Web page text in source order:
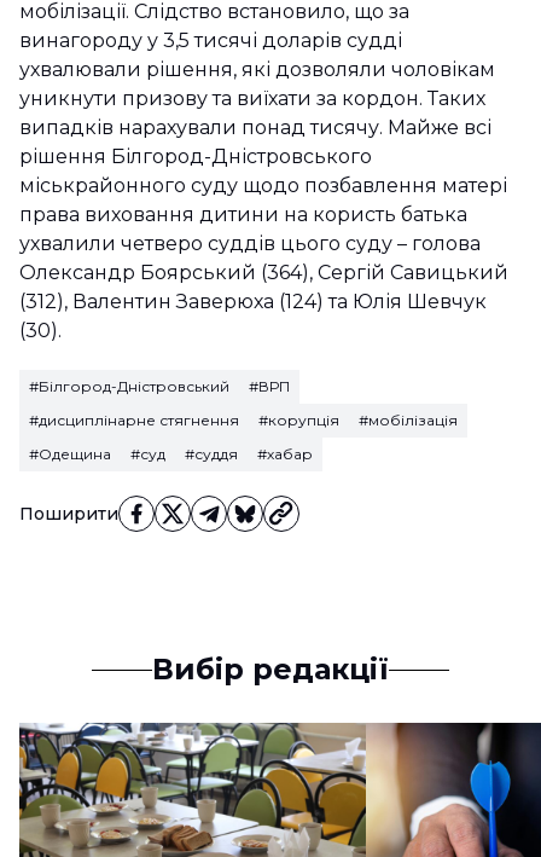
Поширити
мобілізації. Слідство встановило, що за
винагороду у 3,5 тисячі доларів судді
ухвалювали рішення, які дозволяли чоловікам
уникнути призову та виїхати за кордон. Таких
випадків нарахували понад тисячу. Майже всі
рішення Білгород-Дністровського
міськрайонного суду щодо позбавлення матері
права виховання дитини на користь батька
ухвалили четверо суддів цього суду – голова
Олександр Боярський (364), Сергій Савицький
(312), Валентин Заверюха (124) та Юлія Шевчук
(30).
#Білгород-Дністровський
#ВРП
#дисциплінарне стягнення
#корупція
#мобілізація
#Одещина
#суд #суддя #хабар
Вибір редакції